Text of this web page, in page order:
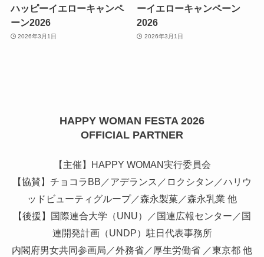
ハッピーイエローキャンペ
ーン2026
2026年3月1日
ーイエローキャンペーン
2026
2026年3月1日
HAPPY WOMAN FESTA 2026
OFFICIAL PARTNER
【主催】HAPPY WOMAN実行委員会
【協賛】チョコラBB／アデランス／ロクシタン／ハリウ
ッドビューティグループ／森永製菓／森永乳業 他
【後援】国際連合大学（UNU）／国連広報センター／国
連開発計画（UNDP）駐日代表事務所
内閣府男女共同参画局／外務省／厚生労働省 ／東京都 他